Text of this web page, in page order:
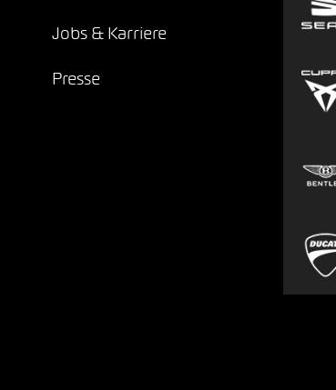
Jobs & Karriere
Presse